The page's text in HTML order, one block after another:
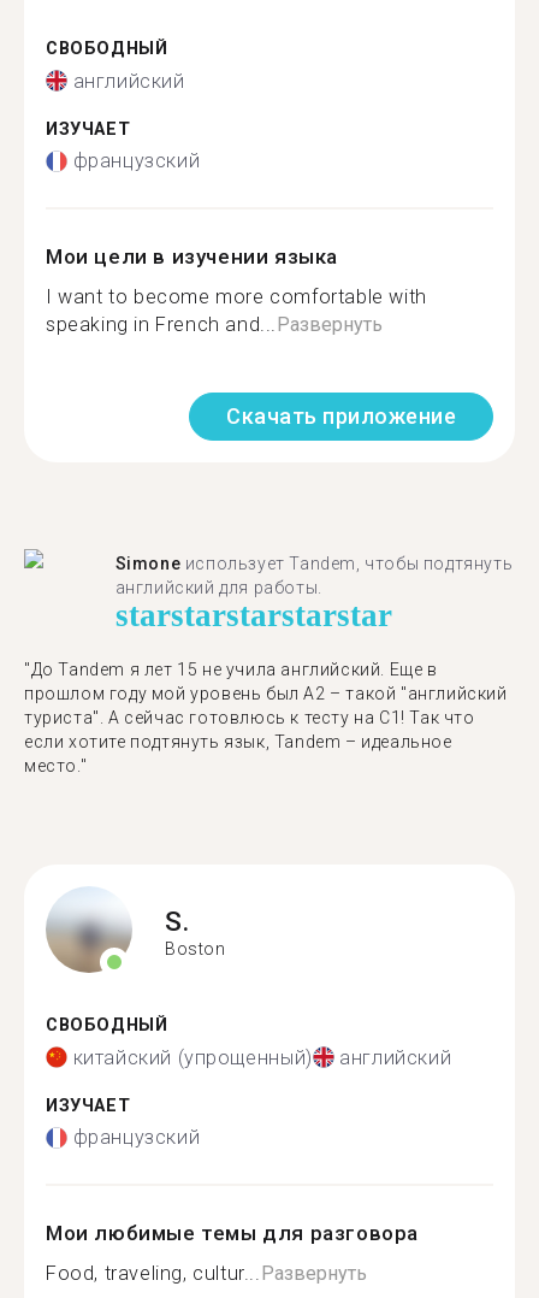
СВОБОДНЫЙ
английский
ИЗУЧАЕТ
французский
Мои цели в изучении языка
I want to become more comfortable with
speaking in French and...Развернуть
Скачать приложение
Simone использует Tandem, чтобы подтянуть
английский для работы.
starstarstarstarstar
"До Tandem я лет 15 не учила английский. Еще в
прошлом году мой уровень был A2 – такой "английский
туриста". А сейчас готовлюсь к тесту на C1! Так что
если хотите подтянуть язык, Tandem – идеальное
место."
S.
Boston
СВОБОДНЫЙ
китайский (упрощенный) английский
ИЗУЧАЕТ
французский
Мои любимые темы для разговора
Food, traveling, cultur...Развернуть